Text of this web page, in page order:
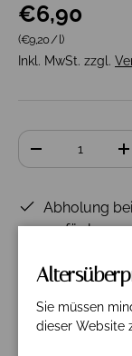
€6,90
Grundpreis
(€9,20/l)
Inkl. MwSt. zzgl.
Anzahl
+
Abholung bei
verfügbar
Shop-
Sie müssen
dieser Website